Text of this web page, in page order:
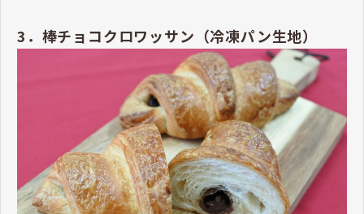
3．棒チョコクロワッサン（冷凍パン生地）